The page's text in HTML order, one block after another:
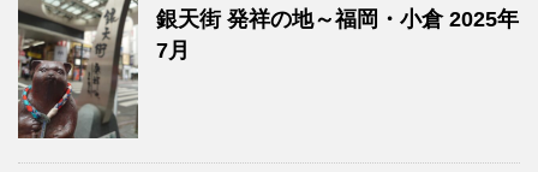
銀天街 発祥の地～福岡・小倉 2025年
7月